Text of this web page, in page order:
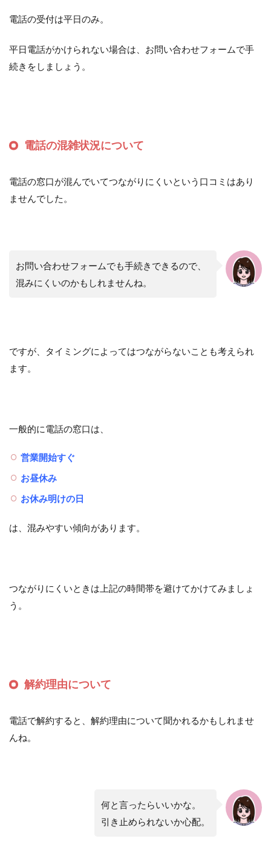
電話の受付は平日のみ。
平日電話がかけられない場合は、お問い合わせフォームで手
続きをしましょう。
電話の混雑状況について
電話の窓口が混んでいてつながりにくいという口コミはあり
ませんでした。
お問い合わせフォームでも手続きできるので、
混みにくいのかもしれませんね。
ですが、タイミングによってはつながらないことも考えられ
ます。
一般的に電話の窓口は、
営業開始すぐ
お昼休み
お休み明けの日
は、混みやすい傾向があります。
つながりにくいときは上記の時間帯を避けてかけてみましょ
う。
解約理由について
電話で解約すると、解約理由について聞かれるかもしれませ
んね。
何と言ったらいいかな。
引き止められないか心配。